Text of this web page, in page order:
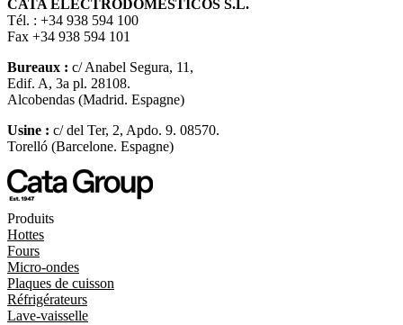
CATA ELECTRODOMÉSTICOS S.L.
Tél. : +34 938 594 100
Fax +34 938 594 101
Bureaux : c/ Anabel Segura, 11,
Edif. A, 3a pl. 28108.
Alcobendas (Madrid. Espagne)
Usine : c/ del Ter, 2, Apdo. 9. 08570.
Torelló (Barcelone. Espagne)
Produits
Hottes
Fours
Micro-ondes
Plaques de cuisson
Réfrigérateurs
Lave-vaisselle